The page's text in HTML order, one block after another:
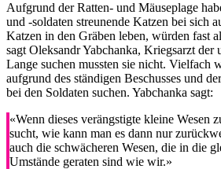
Aufgrund der Ratten- und Mäuseplage
und -soldaten streunende Katzen bei sich
Katzen in den Gräben leben, würden fast
sagt Oleksandr Yabchanka, Kriegsarzt der
Lange suchen mussten sie nicht. Vielfach
aufgrund des ständigen Beschusses und
bei den Soldaten suchen. Yabchanka sagt:
«Wenn dieses verängstigte kleine Wesen
sucht, wie kann man es dann nur
auch die schwächeren Wesen, die in die
Umstände geraten sind wie wir.»